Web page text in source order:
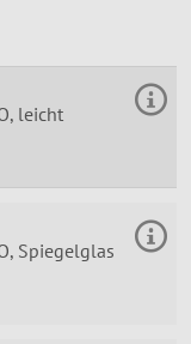
leicht
Spiegelglas